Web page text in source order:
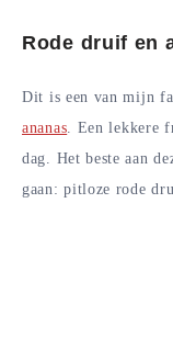
Rode druif en
Dit is een van mijn
ananas . Een lekkere
dag. Het beste aan
gaan: pitloze rode